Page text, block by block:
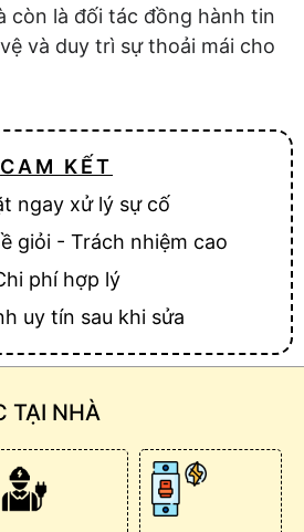
còn là đối tác đồng hành tin
và duy trì sự thoải mái cho
CAM KẾT
ngay xử lý sự cố
giỏi - Trách nhiệm cao
phí hợp lý
uy tín sau khi sửa
TẠI NHÀ